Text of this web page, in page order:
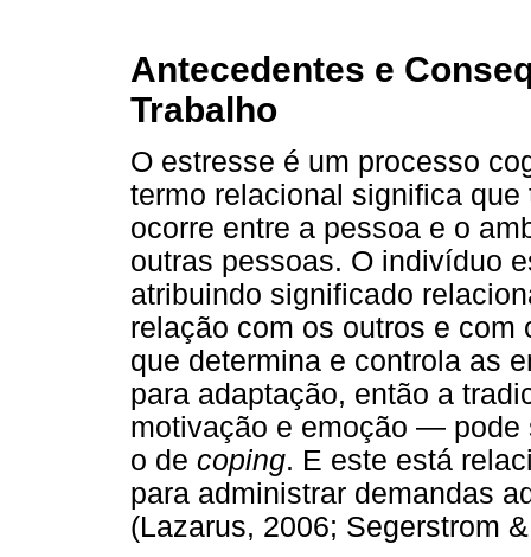
Antecedentes e
Trabalho
O estresse é um processo
termo relacional significa
ocorre entre a pessoa e o
outras pessoas. O indivíduo
atribuindo significado
relação com os outros e
que determina e controla as
para adaptação, então a
motivação e emoção — pode
o de coping. E este está
para administrar demandas
(Lazarus, 2006; Segerstrom